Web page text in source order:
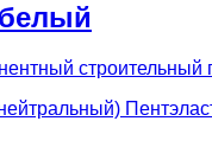
белый
строительный